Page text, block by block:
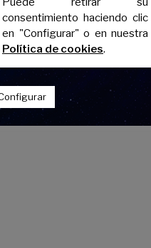
consentimiento haciendo clic
en "Configurar" o en nuestra
Política de cookies.